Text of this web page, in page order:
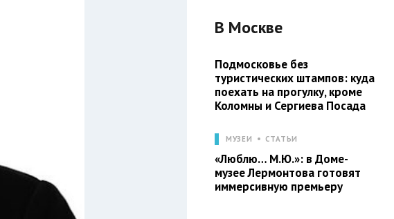
В Москве
Подмосковье без
туристических штампов: куда
поехать на прогулку, кроме
Коломны и Сергиева Посада
МУЗЕИ СТАТЬИ
«Люблю… М.Ю.»: в Доме-
музее Лермонтова готовят
иммерсивную премьеру